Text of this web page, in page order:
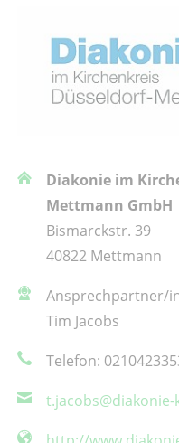
Diakonie im
Mettmann GmbH
Bismarckstr. 39
40822 Mettmann
Ansprechpartner/
Tim Jacobs
Telefon: